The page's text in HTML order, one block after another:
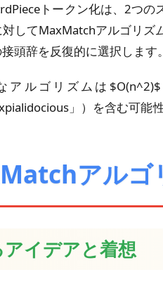
トークン化は、2つ
してMaxMatchアルゴリ
頭辞を反復的に選択します。
アルゴリズムは
」）を含む可
アルゴ
イデアと着想